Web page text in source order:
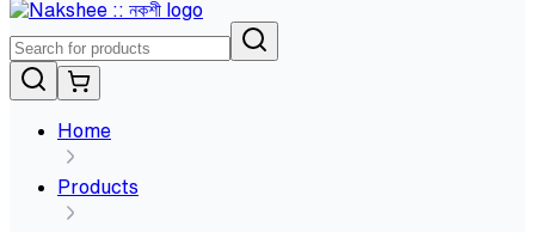
Home
Products